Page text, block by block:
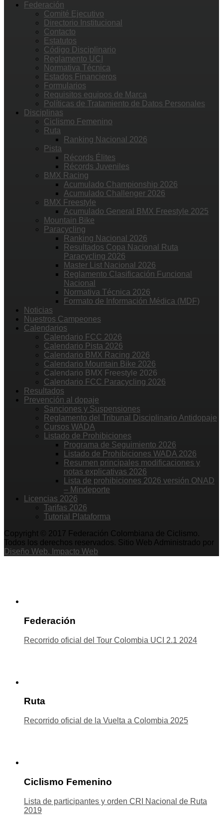
Federación
Comité Ejecutivo
Directorio Institucional
Contacto
Estatutos
Código Disciplinario
Reglamento UCI
Normativa Técnica
Estados Financieros
Formularios
Requisitos equipos de Marca
Políticas de Tratamiento de Datos Personales
Disciplinas
Ciclismo Femenino
Ruta
Ranking Nacional 2026
Pista
Récords Élites
Récords Juveniles
BMX Racing
Acumulado Championship 2026
Acumulado Challenger 2026
BMX Freestyle
Acumulado General BMX Freestyle 2025
Mountain Bike
Paracycling
Ranking Nacional 2026
Resultados Copa Nacional Ruta
Paracycling 2026
Master List Nacional 2026
Reglamento Clasificación Funcional
Nacional
Normativa Técnica 2026
Formato de Información Médica (MDF)
Noticias
Nuestros Campeones
Calendarios
Calendario FCC 2026
Calendario Pista 2026
Calendario BMX Racing 2026
Calendario Mountain Bike 2026
Calendario BMX Freestyle 2026
Calendario FCC Paracycling 2026
Resultados
Prevención al dopaje
Sanciones y Suspensiones
Reglamento del Tribunal Disciplinario Antidopaje
Cursos WADA
Listado de Prohibiciones
Programa de Seguimiento 2026
Listado de Prohibiciones WADA 2026
Resumen principales modificaciones y
notas explicativas 2026
Lista de prohibiciones 2026 versión ONAD
– Mindeporte
Licencias 2026
Tarifas 2026
Tutorial Plataforma
Copyright © 2017 Federación Colombiana de Ciclismo.
Todos los derechos reservados. Sitio Web Administrado por
Diseño Web. Impacto Web
Federación
Recorrido oficial del Tour Colombia UCI 2.1 2024
Ruta
Recorrido oficial de la Vuelta a Colombia 2025
Ciclismo Femenino
Lista de participantes y orden CRI Nacional de Ruta
2019